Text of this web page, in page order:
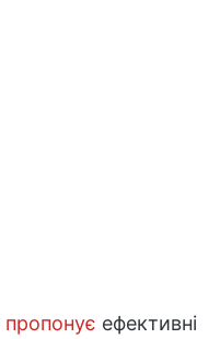
пропонує ефективні